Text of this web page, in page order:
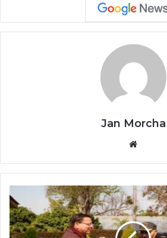
Jan Morcha
Uttarakhand
News:
आपदा
पीड़ितों